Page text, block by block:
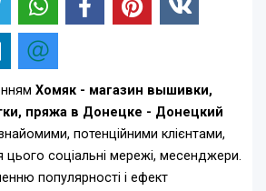
Хомяк - магазин вышивки,
пряжа в Донецке - Донецкий
потенційними клієнтами,
цього соціальні мережі, месенджери.
популярності і ефект